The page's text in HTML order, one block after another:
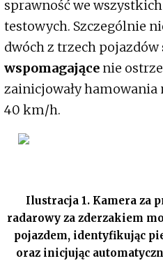
sprawność we
testowych. Szczególnie
dwóch z trzech pojazdów
wspomagające nie
zainicjowały hamowania
40 km/h.
Ilustracja 1. Kamera za
radarowy za zderzakiem
pojazdem, identyfikując
oraz inicjując